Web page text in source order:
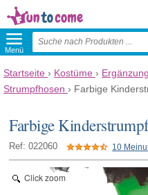
Menü
Startseite › Kostüme ›
Strumpfhosen › Farbige
Farbige
Ref: 022060 10
Click zoom